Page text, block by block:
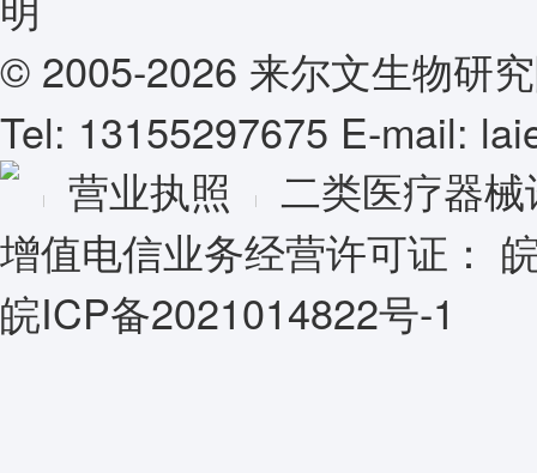
© 2005-2026 来尔文生物研
Tel: 13155297675 E-mail:
营业执照
二类医疗器
增值电信业务经营许可证：
皖ICP备2021014822号-1